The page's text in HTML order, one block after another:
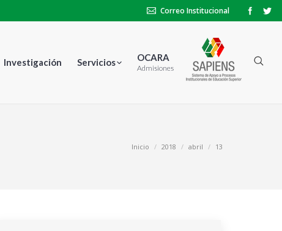
Correo Institucional
Investigación Servicios OCARA
Admisiones
Inicio 2018 abril 13